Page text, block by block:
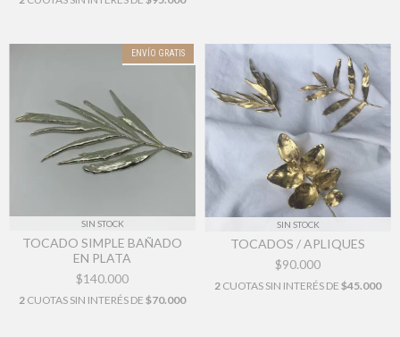
ENVÍO GRATIS
SIN STOCK
TOCADO SIMPLE BAÑADO
EN PLATA
$140.000
2 CUOTAS SIN INTERÉS DE $70.000
SIN STOCK
TOCADOS / APLIQUES
$90.000
2 CUOTAS SIN INTERÉS DE $45.000